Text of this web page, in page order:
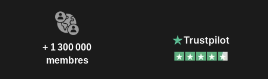
+ 1 300 000
membres